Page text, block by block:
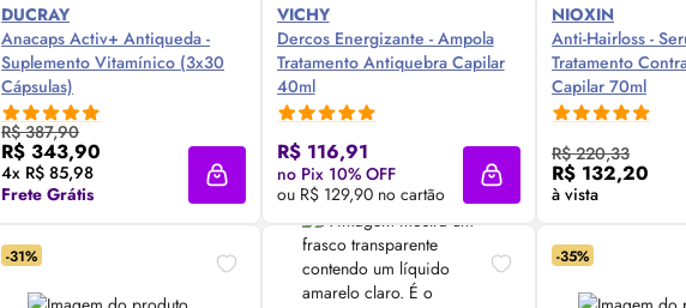
DUCRAY
Anacaps Activ+ Antiqueda -
Suplemento Vitamínico (3x30
Cápsulas)
R$ 387,90
R$ 343,90
4x R$ 85,98
Frete Grátis
Compre Agora ❯
Adicionar à sacola
VICHY
Dercos Energizante - Ampola
Tratamento Antiquebra Capilar
40ml
R$ 116,91
no Pix 10% OFF
ou R$ 129,90 no cartão
Compre Agora ❯
Adicionar à sacola
NIOXIN
Anti-Hairloss -
Tratamento
Capilar 70ml
R$ 220,33
R$ 132,20
à vista
-31% -35%